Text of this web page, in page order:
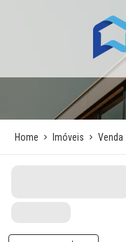
Home Imóveis Venda